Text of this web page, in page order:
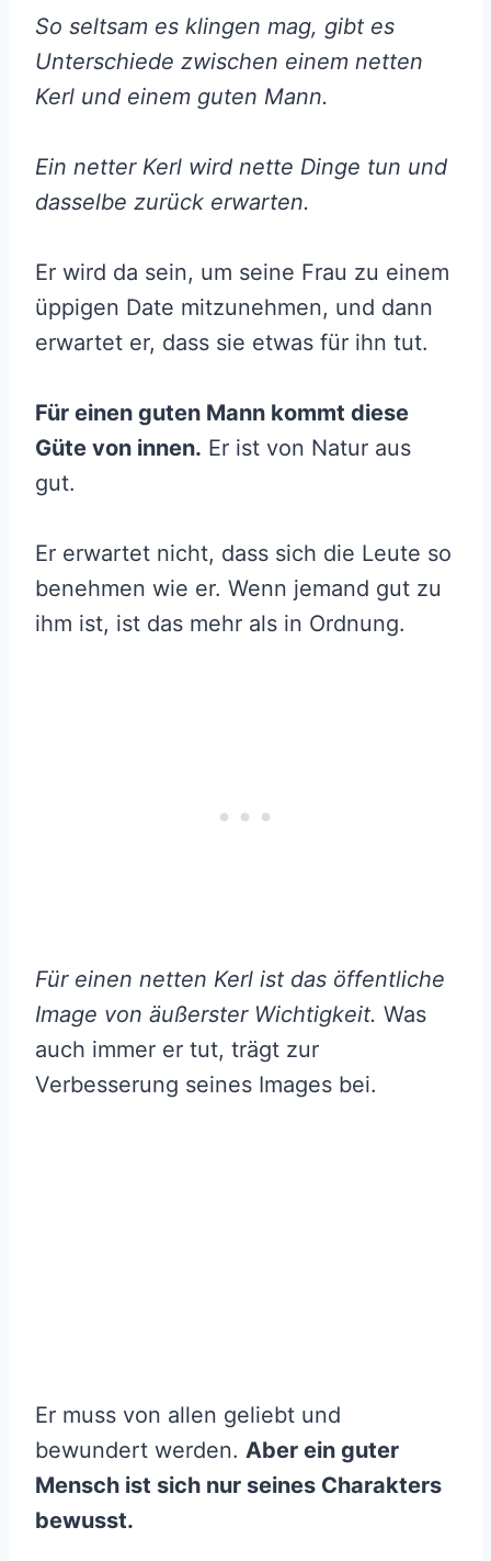
So seltsam es klingen mag, gibt es
Unterschiede zwischen einem netten
Kerl und einem guten Mann.
Ein netter Kerl wird nette Dinge tun und
dasselbe zurück erwarten.
Er wird da sein, um seine Frau zu einem
üppigen Date mitzunehmen, und dann
erwartet er, dass sie etwas für ihn tut.
Für einen guten Mann kommt diese
Güte von innen. Er ist von Natur aus
gut.
Er erwartet nicht, dass sich die Leute so
benehmen wie er. Wenn jemand gut zu
ihm ist, ist das mehr als in Ordnung.
Für einen netten Kerl ist das öffentliche
Image von äußerster Wichtigkeit. Was
auch immer er tut, trägt zur
Verbesserung seines Images bei.
Er muss von allen geliebt und
bewundert werden. Aber ein guter
Mensch ist sich nur seines Charakters
bewusst.